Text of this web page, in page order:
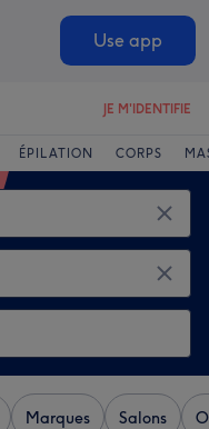
Use app
JE M'IDENTIFIE
ÉPILATION CORPS
Marques Salons